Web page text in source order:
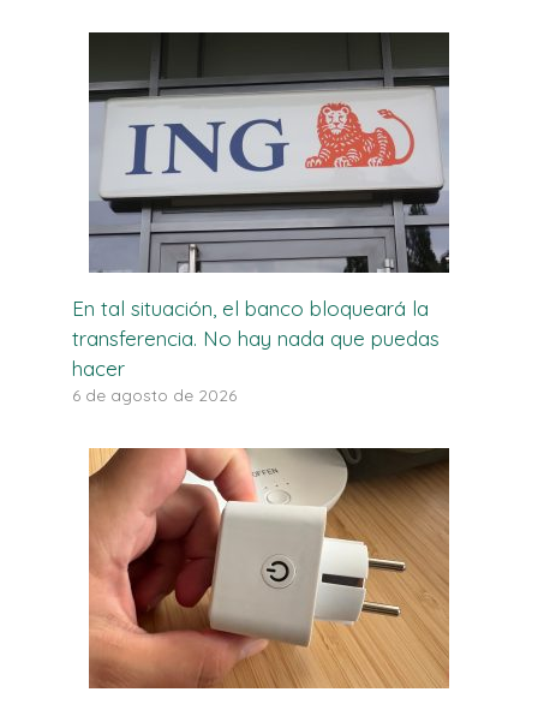
En tal situación, el banco bloqueará la
transferencia. No hay nada que puedas
hacer
6 de agosto de 2026